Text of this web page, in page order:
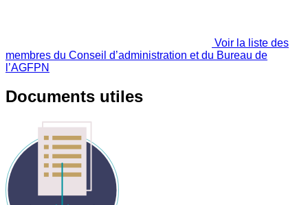
Voir la liste des
membres du Conseil d’administration et du Bureau de
l’AGFPN
Documents utiles